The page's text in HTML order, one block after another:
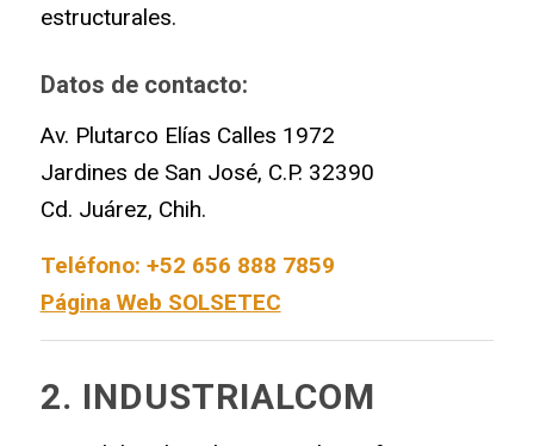
estructurales.
Datos de contacto:
Av. Plutarco Elías Calles 1972
Jardines de San José, C.P. 32390
Cd. Juárez, Chih.
Teléfono: +52 656 888 7859
Página Web SOLSETEC
2. INDUSTRIALCOM